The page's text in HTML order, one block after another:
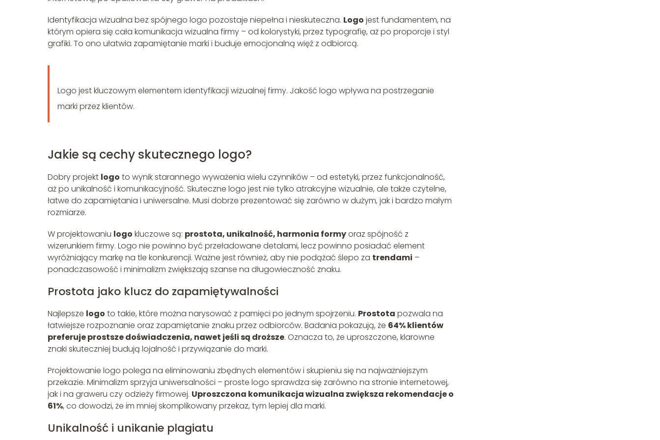
Identyfikacja wizualna bez spójnego logo pozostaje niepełna i nieskuteczna. Logo jest fundamentem, na
którym opiera się cała komunikacja wizualna firmy – od kolorystyki, przez typografię, aż po proporcje i styl
grafiki. To ono ułatwia zapamiętanie marki i buduje emocjonalną więź z odbiorcą.
Logo jest kluczowym elementem identyfikacji wizualnej firmy. Jakość logo wpływa na postrzeganie
marki przez klientów.
Jakie są cechy skutecznego logo?
Dobry projekt logo to wynik starannego wyważenia wielu czynników – od estetyki, przez funkcjonalność,
aż po unikalność i komunikacyjność. Skuteczne logo jest nie tylko atrakcyjne wizualnie, ale także czytelne,
łatwe do zapamiętania i uniwersalne. Musi dobrze prezentować się zarówno w dużym, jak i bardzo małym
rozmiarze.
W projektowaniu logo kluczowe są: prostota, unikalność, harmonia formyoraz spójność z
wizerunkiem firmy. Logo nie powinno być przeładowane detalami, lecz powinno posiadać element
wyróżniający markę na tle konkurencji. Ważne jest również, aby nie podążać ślepo za trendami –
ponadczasowość i minimalizm zwiększają szanse na długowieczność znaku.
Prostota jako klucz do zapamiętywalności
Najlepsze logo to takie, które można narysować z pamięci po jednym spojrzeniu. Prostota pozwala na
łatwiejsze rozpoznanie oraz zapamiętanie znaku przez odbiorców. Badania pokazują, że 64% klientów
preferuje prostsze doświadczenia, nawet jeśli są droższe. Oznacza to, że uproszczone, klarowne
znaki skuteczniej budują lojalność i przywiązanie do marki.
Projektowanie logo polega na eliminowaniu zbędnych elementów i skupieniu się na najważniejszym
przekazie. Minimalizm sprzyja uniwersalności – proste logo sprawdza się zarówno na stronie internetowej,
jak i na graweru czy odzieży firmowej. Uproszczona komunikacja wizualna zwiększa rekomendacje o
61%, co dowodzi, że im mniej skomplikowany przekaz, tym lepiej dla marki.
Unikalność i unikanie plagiatu